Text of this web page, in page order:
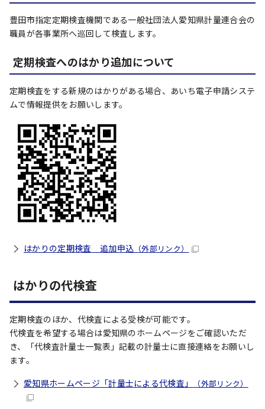
豊田市指定定期検査機関である一般社団法人愛知県計量連合会の
職員が各事業所へ巡回して検査します。
定期検査へのはかり追加について
定期検査をする新規のはかりがある場合、あいち電子申請システ
ムで情報提供をお願いします。
はかりの定期検査 追加申込 （外部リンク）
はかりの代検査
定期検査のほか、代検査による受検が可能です。
代検査を希望する場合は愛知県のホームページをご確認いただ
き、「代検査計量士一覧表」記載の計量士に直接連絡をお願いし
ます。
愛知県ホームページ「計量士による代検査」
（外部リンク）